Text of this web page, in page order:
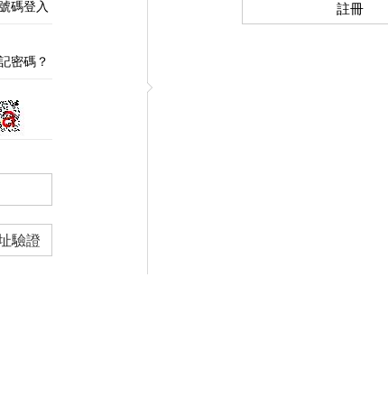
碼登入
密碼？
驗證
註冊